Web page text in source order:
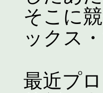
そこに
ックス
最近プ